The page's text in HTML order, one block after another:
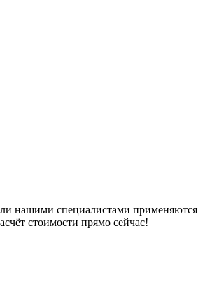
нашими специалистами применяются
стоимости прямо сейчас!